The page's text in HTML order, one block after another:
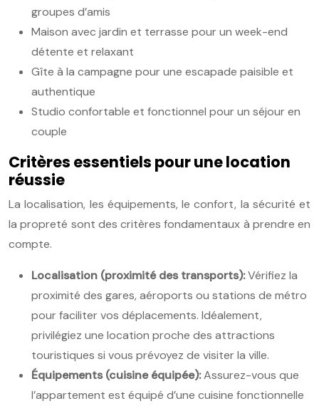
groupes d’amis
Maison avec jardin et terrasse pour un week-end
détente et relaxant
Gîte à la campagne pour une escapade paisible et
authentique
Studio confortable et fonctionnel pour un séjour en
couple
Critères essentiels pour une location
réussie
La localisation, les équipements, le confort, la sécurité et
la propreté sont des critères fondamentaux à prendre en
compte.
Localisation (proximité des transports):Vérifiez la
proximité des gares, aéroports ou stations de métro
pour faciliter vos déplacements. Idéalement,
privilégiez une location proche des attractions
touristiques si vous prévoyez de visiter la ville.
Équipements (cuisine équipée):Assurez-vous que
l’appartement est équipé d’une cuisine fonctionnelle